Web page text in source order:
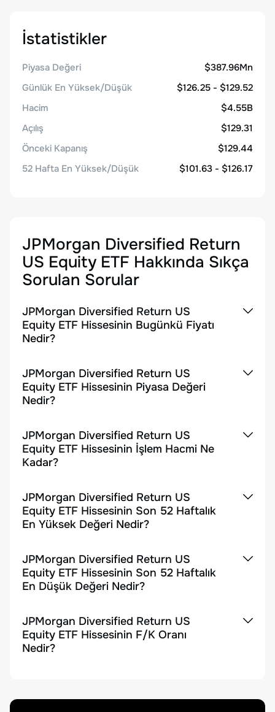
İstatistikler
Piyasa Değeri
$387.96Mn
Günlük En Yüksek/Düşük
$126.25 - $129.52
Hacim
$4.55B
Açılış
$129.31
Önceki Kapanış
$129.44
52 Hafta En Yüksek/Düşük
$101.63 - $126.17
JPMorgan Diversified Return
US Equity ETF Hakkında Sıkça
Sorulan Sorular
JPMorgan Diversified Return US
Equity ETF Hissesinin Bugünkü Fiyatı
Nedir?
JPMorgan Diversified Return US
Equity ETF Hissesinin Piyasa Değeri
Nedir?
JPMorgan Diversified Return US
Equity ETF Hissesinin İşlem Hacmi Ne
Kadar?
JPMorgan Diversified Return US
Equity ETF Hissesinin Son 52 Haftalık
En Yüksek Değeri Nedir?
JPMorgan Diversified Return US
Equity ETF Hissesinin Son 52 Haftalık
En Düşük Değeri Nedir?
JPMorgan Diversified Return US
Equity ETF Hissesinin F/K Oranı
Nedir?